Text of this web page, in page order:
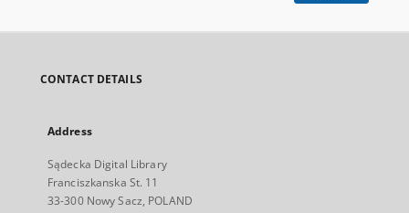
CONTACT DETAILS
Address
Sądecka Digital Library
Franciszkanska St. 11
33-300 Nowy Sacz, POLAND